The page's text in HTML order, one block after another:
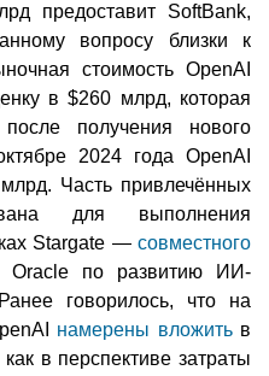
предоставит SoftBank,
вопросу близки к
стоимость OpenAI
в $260 млрд, которая
получения нового
2024 года OpenAI
Часть привлечённых
для выполнения
Stargate — совместного
Oracle по развитию ИИ-
говорилось, что на
намерены вложитьв
в перспективе затраты